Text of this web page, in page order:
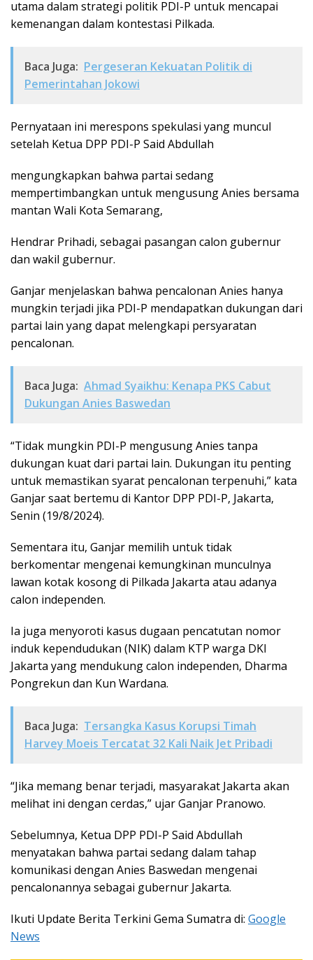
utama dalam strategi politik PDI-P untuk mencapai
kemenangan dalam kontestasi Pilkada.
Baca Juga: Pergeseran Kekuatan Politik di
Pemerintahan Jokowi
Pernyataan ini merespons spekulasi yang muncul
setelah Ketua DPP PDI-P Said Abdullah
mengungkapkan bahwa partai sedang
mempertimbangkan untuk mengusung Anies bersama
mantan Wali Kota Semarang,
Hendrar Prihadi, sebagai pasangan calon gubernur
dan wakil gubernur.
Ganjar menjelaskan bahwa pencalonan Anies hanya
mungkin terjadi jika PDI-P mendapatkan dukungan dari
partai lain yang dapat melengkapi persyaratan
pencalonan.
Baca Juga: Ahmad Syaikhu: Kenapa PKS Cabut
Dukungan Anies Baswedan
“Tidak mungkin PDI-P mengusung Anies tanpa
dukungan kuat dari partai lain. Dukungan itu penting
untuk memastikan syarat pencalonan terpenuhi,” kata
Ganjar saat bertemu di Kantor DPP PDI-P, Jakarta,
Senin (19/8/2024).
Sementara itu, Ganjar memilih untuk tidak
berkomentar mengenai kemungkinan munculnya
lawan kotak kosong di Pilkada Jakarta atau adanya
calon independen.
Ia juga menyoroti kasus dugaan pencatutan nomor
induk kependudukan (NIK) dalam KTP warga DKI
Jakarta yang mendukung calon independen, Dharma
Pongrekun dan Kun Wardana.
Baca Juga: Tersangka Kasus Korupsi Timah
Harvey Moeis Tercatat 32 Kali Naik Jet Pribadi
“Jika memang benar terjadi, masyarakat Jakarta akan
melihat ini dengan cerdas,” ujar Ganjar Pranowo.
Sebelumnya, Ketua DPP PDI-P Said Abdullah
menyatakan bahwa partai sedang dalam tahap
komunikasi dengan Anies Baswedan mengenai
pencalonannya sebagai gubernur Jakarta.
Ikuti Update Berita Terkini Gema Sumatra di: Google
News